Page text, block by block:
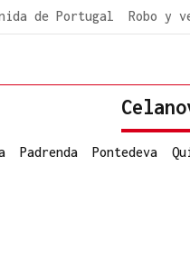
de Portugal Robo y
Padrenda Pontedeva